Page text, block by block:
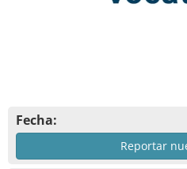
Fecha:
Reportar